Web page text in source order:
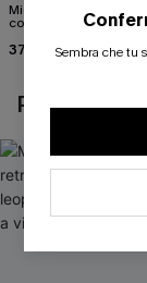
Midkini incrociato sul
con stampa
37,00 €
POTREBBE
Sembra che tu